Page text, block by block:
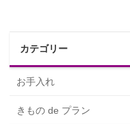
カテゴリー
お手入れ
きもの de プラン